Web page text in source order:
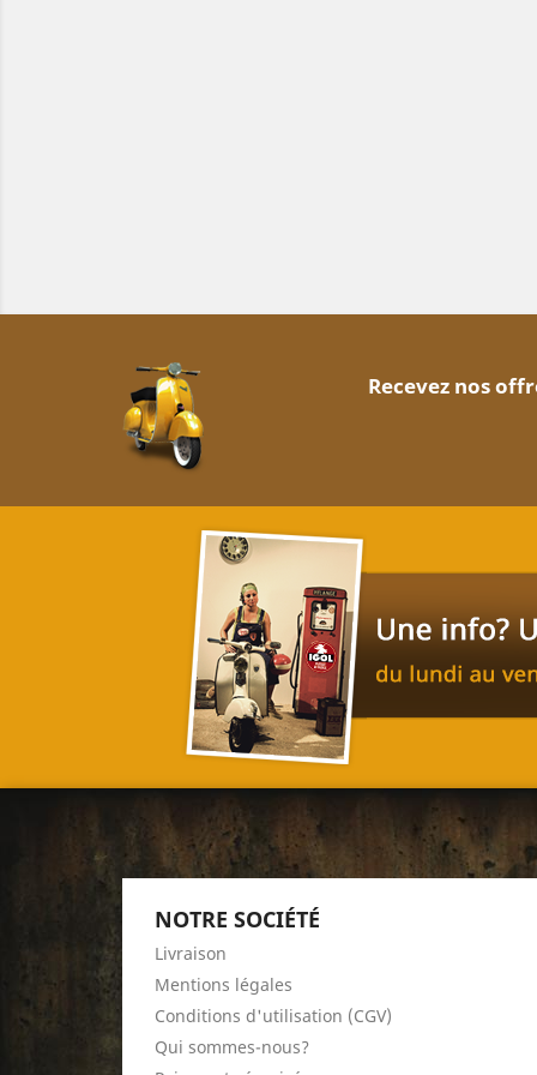
Recevez nos
NOTRE SOCIÉTÉ
Livraison
Mentions légales
Conditions d'utilisation (CGV)
Qui sommes-nous?